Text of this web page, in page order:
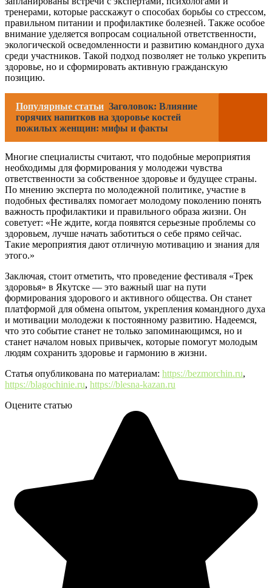
тренерами, которые расскажут о способах борьбы со стрессом,
правильном питании и профилактике болезней. Также особое
внимание уделяется вопросам социальной ответственности,
экологической осведомленности и развитию командного духа
среди участников. Такой подход позволяет не только укрепить
здоровье, но и сформировать активную гражданскую
позицию.
Популярные статьи Заголовок: Влияние
горячих напитков на здоровье костей
пожилых женщин: мифы и факты
Многие специалисты считают, что подобные мероприятия
необходимы для формирования у молодежи чувства
ответственности за собственное здоровье и будущее страны.
По мнению эксперта по молодежной политике, участие в
подобных фестивалях помогает молодому поколению понять
важность профилактики и правильного образа жизни. Он
советует: «Не ждите, когда появятся серьезные проблемы со
здоровьем, лучше начать заботиться о себе прямо сейчас.
Такие мероприятия дают отличную мотивацию и знания для
этого.»
Заключая, стоит отметить, что проведение фестиваля «Трек
здоровья» в Якутске — это важный шаг на пути
формирования здорового и активного общества. Он станет
платформой для обмена опытом, укрепления командного духа
и мотивации молодежи к постоянному развитию. Надеемся,
что это событие станет не только запоминающимся, но и
станет началом новых привычек, которые помогут молодым
людям сохранить здоровье и гармонию в жизни.
Статья опубликована по материалам: https://bezmorchin.ru,
https://blagochinie.ru, https://blesna-kazan.ru
Оцените статью